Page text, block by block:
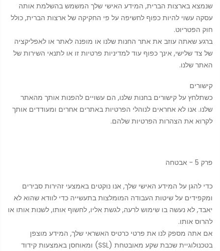
שנמצא בארצות הברית, המידע האישי שלך המשמש בהשלמת אותה
עסקה עשוי להיות כפוף לחשיפה על פי החקיקה של ארצות הברית, כולל
חוק הפטריוט.
ברגע שאתה עוזב את אתר החנות שלנו או מופנה לאתר או לאפליקציה
של צד שלישי, אינך כפוף עוד למדיניות פרטיות זו או לתנאי השירות של
האתר שלנו.
קישורים
כשתלחץ על קישורים בחנות שלנו, הם עשויים להפנות אותך מהאתר
שלנו. אנו לא אחראים לנוהלי הפרטיות באתרים אחרים ומעודדים אותך
לקרוא את הצהרות הפרטיות שלהם.
פרק 5 - אבטחה
כדי להגן על המידע האישי שלך, אנו נוקטים באמצעי זהירות סבירים
ומקפידים על שיטות העבודה המומלצות בתעשייה כדי לוודא שהוא לא
יאבד, לא נעשה בו שימוש לרעה, לגשת אליו, לחשוף אותו, לשנות אותו או
להרוס אותו.
אם אתה מספק לנו את פרטי כרטיס האשראי שלך, המידע מוצפן
בטכנולוגיית שכבת שקע מאובטחת (SSL) ומאוחסן באמצעות קידוד